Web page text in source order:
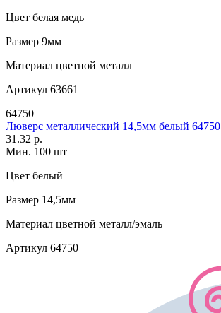
Цвет белая медь
Размер 9мм
Материал цветной металл
Артикул 63661
64750
Люверс металлический 14,5мм белый 64750
31.32 р.
Мин. 100 шт
Цвет белый
Размер 14,5мм
Материал цветной металл/эмаль
Артикул 64750